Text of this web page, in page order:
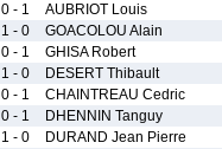
0 - 1 AUBRIOT Louis
1 - 0 GOACOLOU Alain
0 - 1 GHISA Robert
1 - 0 DESERT Thibault
0 - 1 CHAINTREAU Cedric
0 - 1 DHENNIN Tanguy
1 - 0 DURAND Jean Pierre